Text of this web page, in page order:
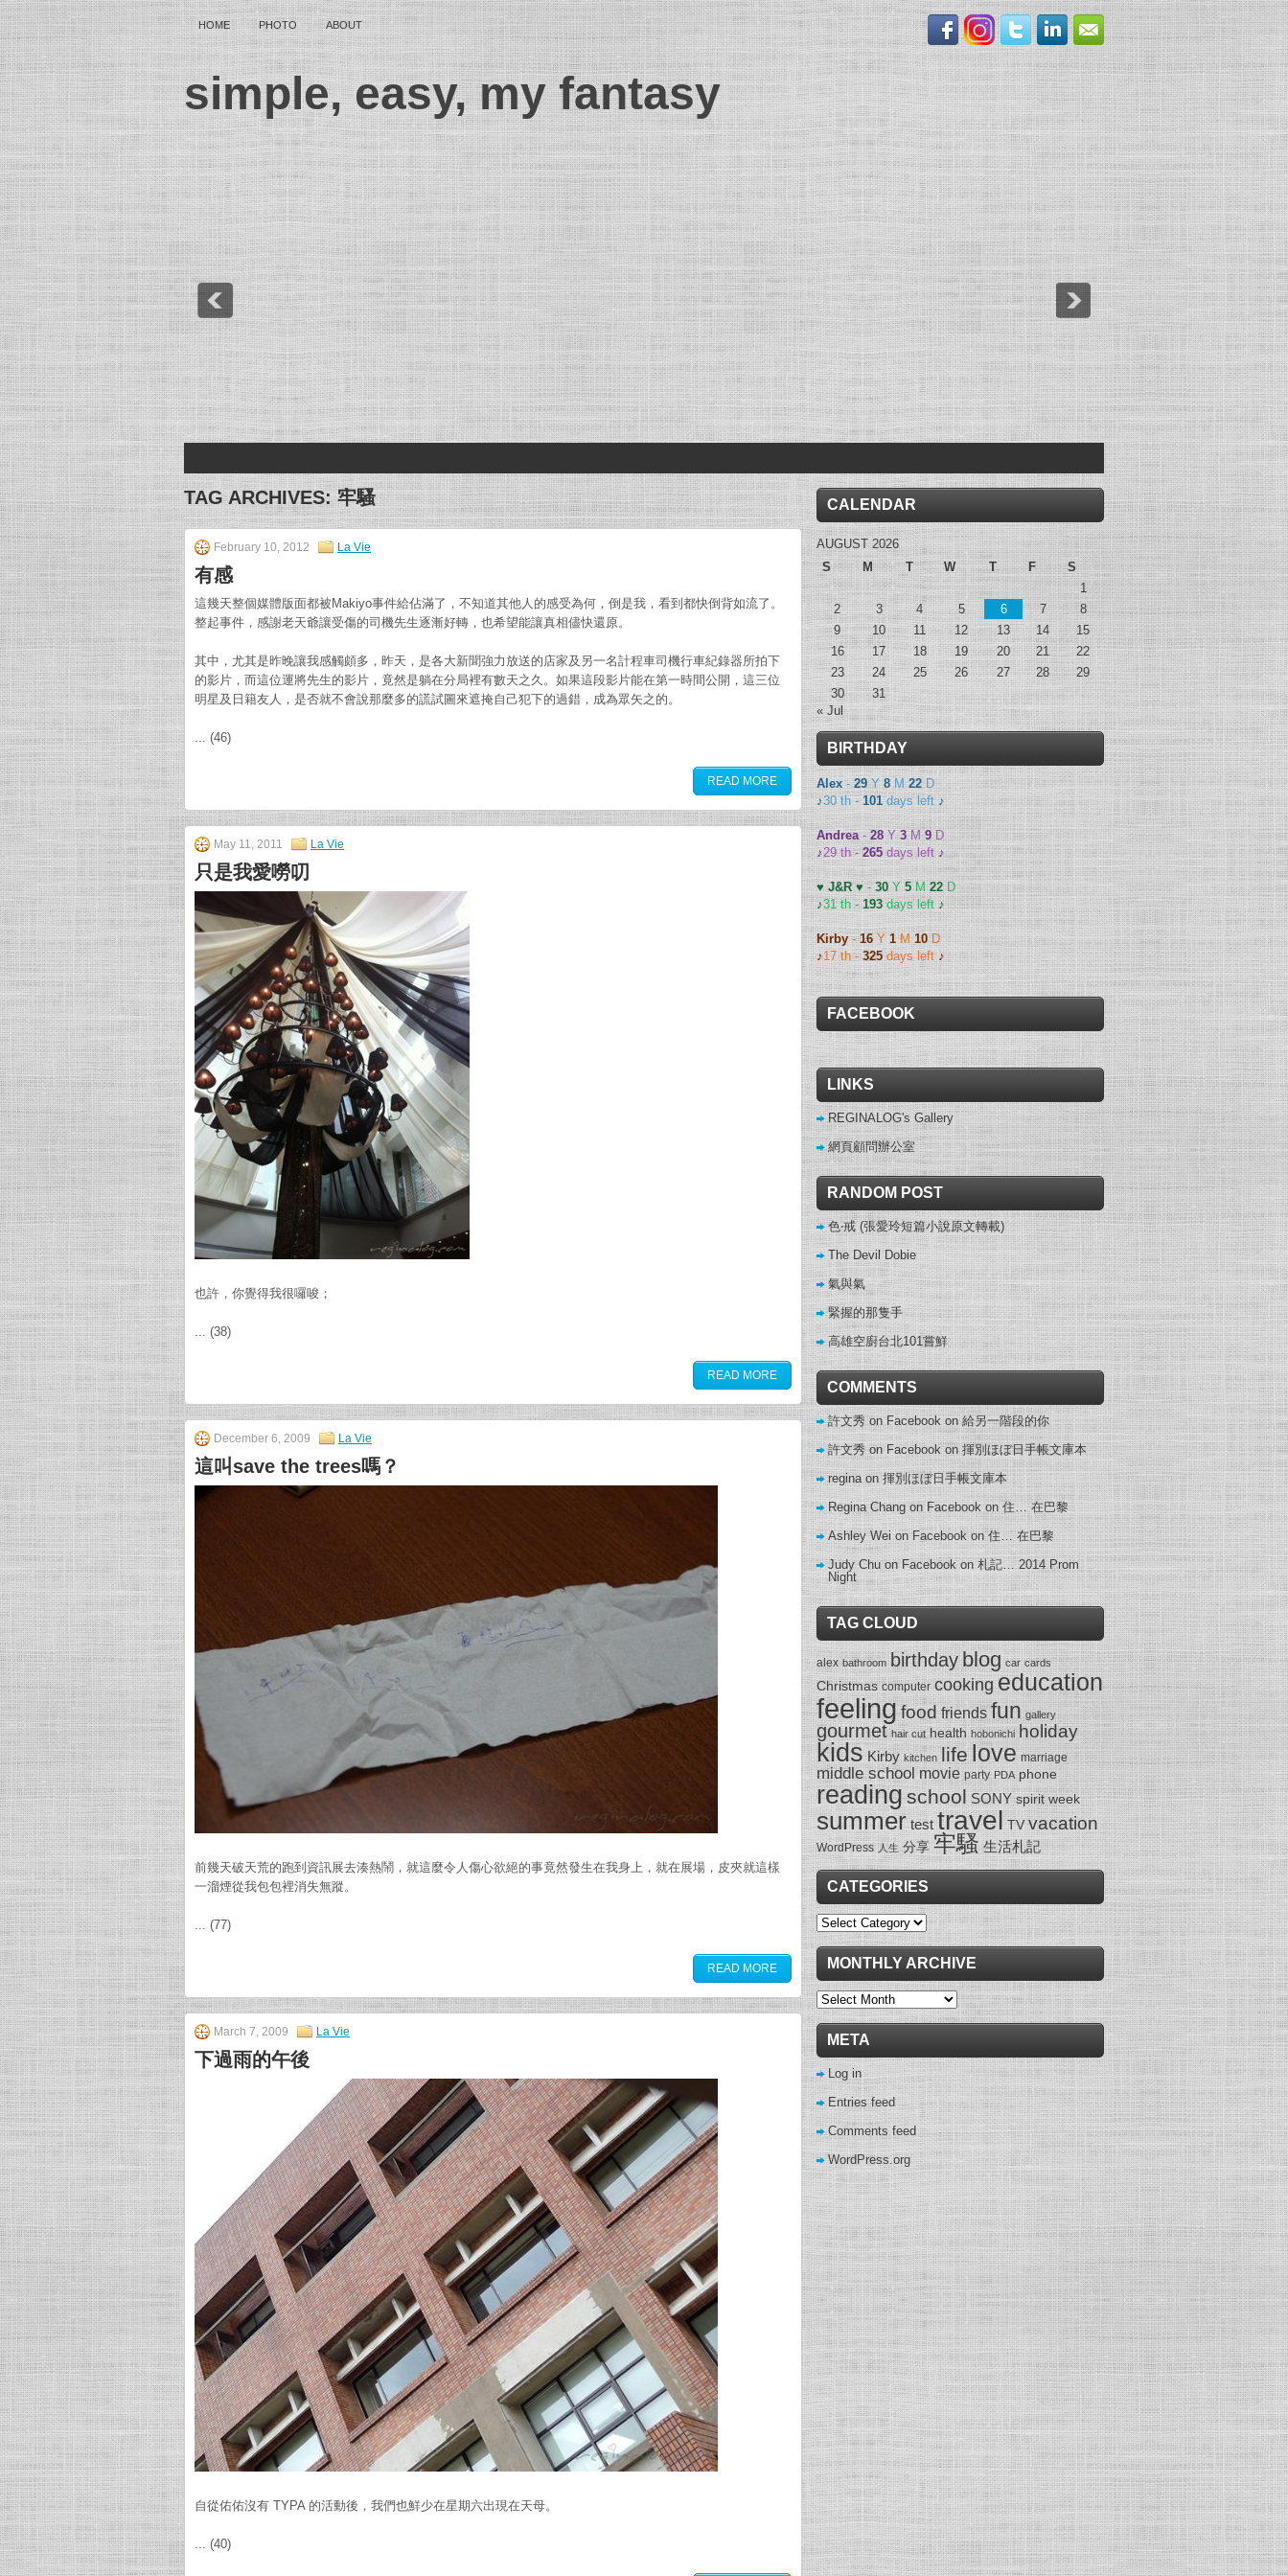
HOME PHOTO ABOUT
simple, easy, my fantasy
TAG ARCHIVES:牢騷
February 10, 2012 La Vie
有感
這幾天整個媒體版面都被Makiyo事件給佔滿了，不知道其他人的感受為何，倒是我，看到都快倒背如流了。
整起事件，感謝老天爺讓受傷的司機先生逐漸好轉，也希望能讓真相儘快還原。
其中，尤其是昨晚讓我感觸頗多，昨天，是各大新聞強力放送的店家及另一名計程車司機行車紀錄器所拍下
的影片，而這位運將先生的影片，竟然是躺在分局裡有數天之久。如果這段影片能在第一時間公開，這三位
明星及日籍友人，是否就不會說那麼多的謊試圖來遮掩自己犯下的過錯，成為眾矢之的。
... (46)
READ MORE
May 11, 2011 La Vie
只是我愛嘮叨
也許，你覺得我很囉唆；
... (38)
READ MORE
December 6, 2009 La Vie
這叫save the trees嗎？
前幾天破天荒的跑到資訊展去湊熱鬧，就這麼令人傷心欲絕的事竟然發生在我身上，就在展場，皮夾就這樣
一溜煙從我包包裡消失無蹤。
... (77)
READ MORE
March 7, 2009 La Vie
下過雨的午後
自從佑佑沒有 TYPA 的活動後，我們也鮮少在星期六出現在天母。
... (40)
CALENDAR
AUGUST 2026
S
M T W T F
S
1
2
3 4 5 6 7
8
9
10 11 12 13 14
15
16
17 18 19 20 21
22
23
24 25 26 27 28
29
30
31
« Jul
BIRTHDAY
Alex-29Y 8M22D
♪30 th -101days left ♪
Andrea-28Y3M9D
♪29 th -265days left♪
♥ J&R ♥-30Y5M22D
♪31 th -193days left ♪
Kirby-16Y1M10D
♪17 th -325days left♪
FACEBOOK
LINKS
REGINALOG's Gallery
網頁顧問辦公室
RANDOM POST
色‧戒 (張愛玲短篇小說原文轉載)
The Devil Dobie
氣與氣
緊握的那隻手
高雄空廚台北101嘗鮮
COMMENTS
許文秀 on Facebookon給另一階段的你
許文秀 on Facebookon揮別ほぼ日手帳文庫本
reginaon揮別ほぼ日手帳文庫本
Regina Chang on Facebookon住… 在巴黎
Ashley Wei on Facebookon住… 在巴黎
Judy Chu on Facebookon札記… 2014 Prom
Night
TAG CLOUD
alex bathroom birthday blog car cards
Christmas computer cooking education
feeling food friends fun gallery
gourmet hair cut health hobonichi holiday
kids Kirby kitchen life love marriage
middle school movie party PDA phone
readingschool SONY spirit week
summer test travel TV vacation
WordPress 人生 分享 牢騷 生活札記
CATEGORIES
Categories
MONTHLY ARCHIVE
Monthly
Archive
META
Log in
Entries feed
Comments feed
WordPress.org